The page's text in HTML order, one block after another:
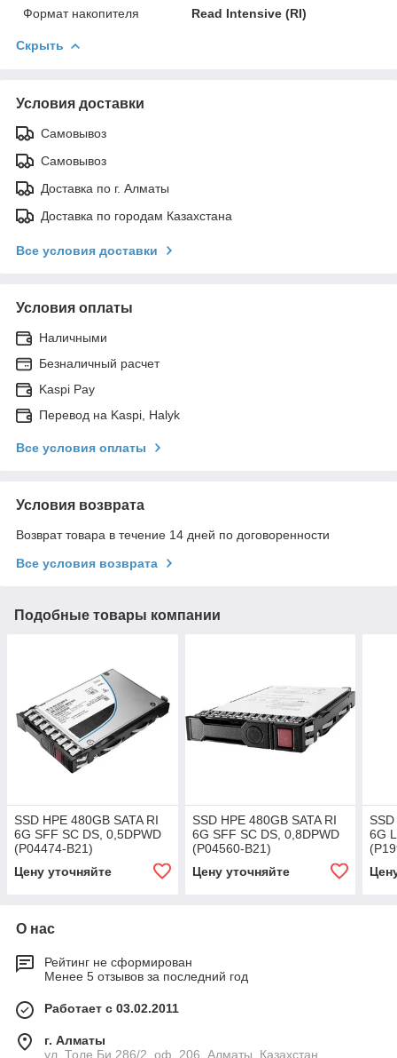
Формат накопителя
Read Intensive (RI)
Скрыть
Условия доставки
Самовывоз
Самовывоз
Доставка по г. Алматы
Доставка по городам Казахстана
Все условия доставки
Условия оплаты
Наличными
Безналичный расчет
Kaspi Pay
Перевод на Kaspi, Halyk
Все условия оплаты
Условия возврата
Возврат товара в течение 14 дней по договоренности
Все условия возврата
Подобные товары компании
SSD HPE 480GB SATA RI
6G SFF SC DS, 0,5DPWD
(P04474-B21)
Цену уточняйте
SSD HPE 480GB SATA RI
6G SFF SC DS, 0,8DPWD
(P04560-B21)
Цену уточняйте
6G
О нас
Рейтинг не сформирован
Менее 5 отзывов за последний год
Работает с 03.02.2011
г. Алматы
ул. Толе Би 286/2, оф. 206, Алматы, Казахстан